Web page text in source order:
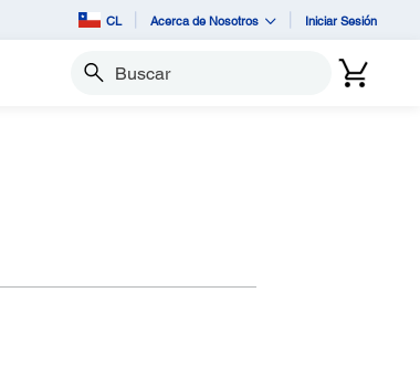
CL Acerca de Nosotros Iniciar Sesión
Buscar